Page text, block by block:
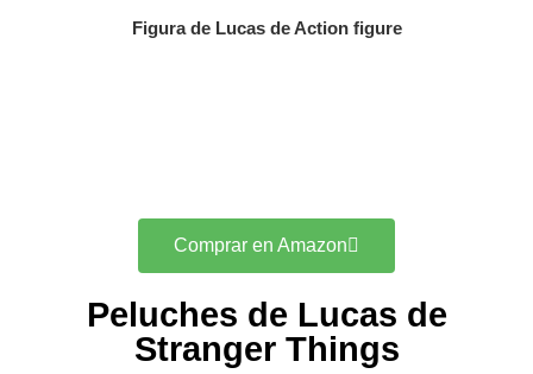
Figura de Lucas de Action figure
Comprar en Amazon
Peluches de Lucas de
Stranger Things